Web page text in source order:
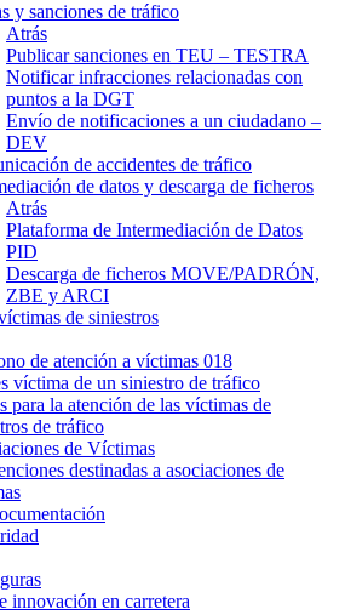
y sanciones de tráfico
Atrás
Publicar sanciones en TEU – TESTRA
Notificar infracciones relacionadas con
puntos a la DGT
Envío de notificaciones a un ciudadano –
DEV
de accidentes de tráfico
de datos y descarga de ficheros
Atrás
Plataforma de Intermediación de Datos
PID
Descarga de ficheros MOVE/PADRÓN,
ZBE y ARCI
de siniestros
de atención a víctimas 018
víctima de un siniestro de tráfico
para la atención de las víctimas de
de tráfico
de Víctimas
destinadas a asociaciones de
innovación en carretera